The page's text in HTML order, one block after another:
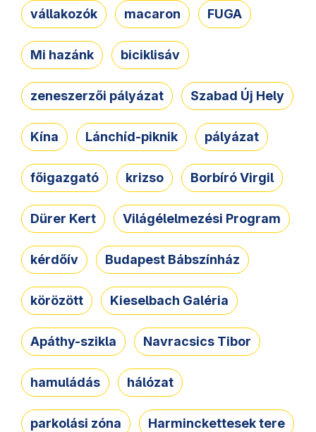
vállakozók macaron FUGA
Mi hazánk biciklisáv
zeneszerzői pályázat Szabad Új Hely
Kína Lánchíd-piknik pályázat
főigazgató krizso Borbíró Virgil
Dürer Kert Világélelmezési Program
kérdőív Budapest Bábszínház
körözött Kieselbach Galéria
Apáthy-szikla Navracsics Tibor
hamuládás hálózat
parkolási zóna Harminckettesek tere